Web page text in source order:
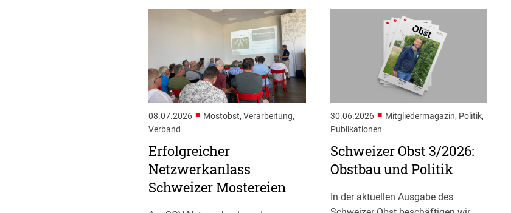
08.07.2026 ■ Mostobst, Verarbeitung,
Verband
Erfolgreicher
Netzwerkanlass
Schweizer Mostereien
30.06.2026 ■ Mitgliedermagazin, Politik,
Publikationen
Schweizer Obst 3/2026:
Obstbau und Politik
In der aktuellen Ausgabe des